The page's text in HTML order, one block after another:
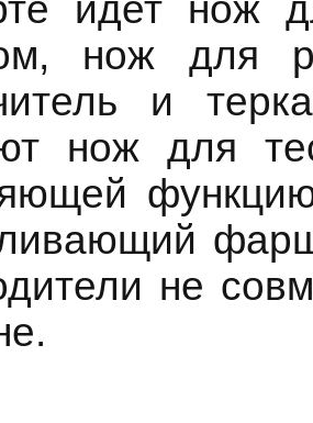
идет нож
нож для
и
нож для
не